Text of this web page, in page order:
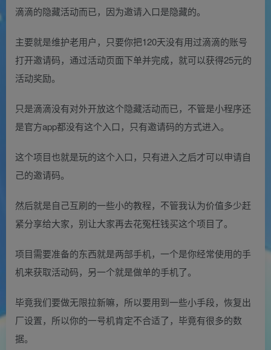
滴滴的隐藏活动而已，因为邀请入口是隐藏的。
主要就是维护老用户，只要你把120天没有用过滴滴的账号
打开邀请码，通过活动页面下单并完成，就可以获得25元的
活动奖励。
只是滴滴没有对外开放这个隐藏活动而已，不管是小程序还
是官方app都没有这个入口，只有邀请码的方式进入。
这个项目也就是玩的这个入口，只有进入之后才可以申请自
己的邀请码。
然后就是自己互刷的一些小的教程，不管我认为价值多少赶
紧分享给大家，别让大家再去花冤枉钱买这个项目了。
项目需要准备的东西就是两部手机，一个是你经常使用的手
机来获取活动码，另一个就是做单的手机了。
毕竟我们要做无限拉新嘛，所以要用到一些小手段，恢复出
厂设置，所以你的一号机肯定不合适了，毕竟有很多的数
据。